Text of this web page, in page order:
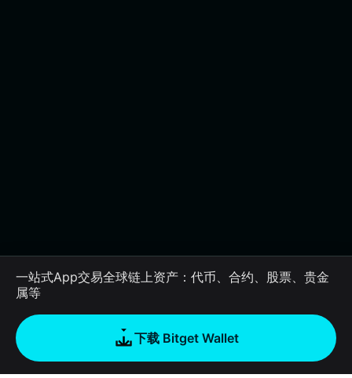
一站式App交易全球链上资产：代币、合约、股票、贵金
属等
下载 Bitget Wallet